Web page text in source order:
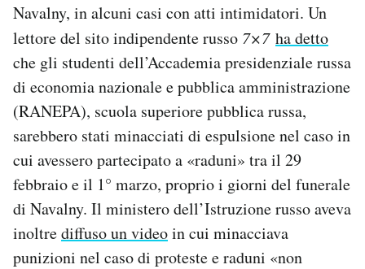
Navalny, in alcuni casi con atti intimidatori. Un
lettore del sito indipendente russo 7×7 ha detto
che gli studenti dell’Accademia presidenziale russa
di economia nazionale e pubblica amministrazione
(RANEPA), scuola superiore pubblica russa,
sarebbero stati minacciati di espulsione nel caso in
cui avessero partecipato a «raduni» tra il 29
febbraio e il 1° marzo, proprio i giorni del funerale
di Navalny. Il ministero dell’Istruzione russo aveva
inoltrediffuso un videoin cui minacciava
punizioni nel caso di proteste e raduni «non